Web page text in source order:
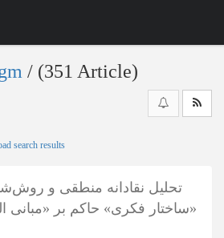
‎/ (351 Article)
search results
تحلیل نقادانه منطقی و
«ساختار فکری» حاکم بر «مبانی